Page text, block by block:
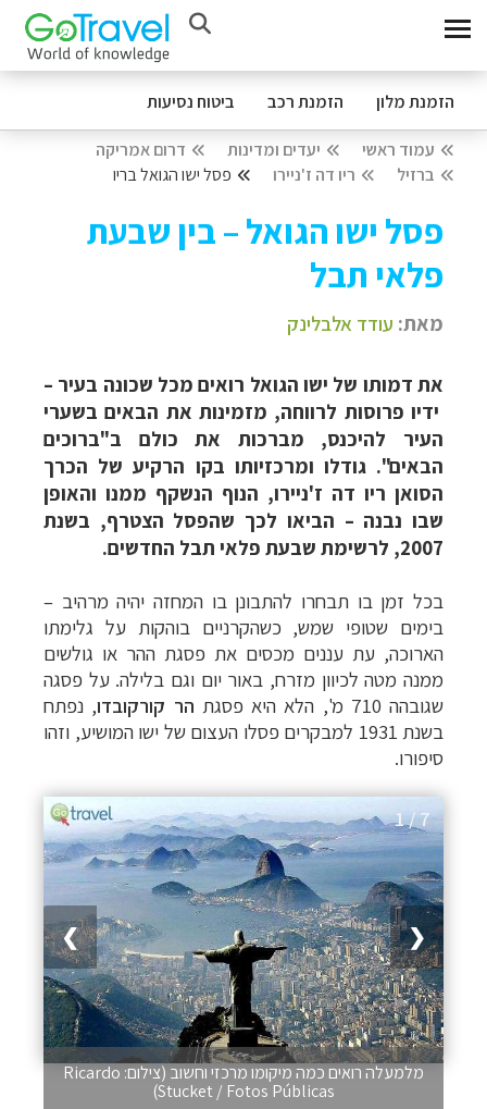
הזמנת מלון הזמנת רכב ביטוח נסיעות
עמוד ראשי יעדים ומדינות
דרום אמריקה
ברזיל
ריו דה ז'ניירו פסל ישו הגואל בריו
פסל ישו הגואל – בין שבעת
פלאי תבל
מאת: עודד אלבלינק
את דמותו של ישו הגואל רואים מכל שכונה בעיר –
ידיו פרוסות לרווחה, מזמינות את הבאים בשערי
העיר להיכנס, מברכות את כולם ב"ברוכים
הבאים". גודלו ומרכזיותו בקו הרקיע של הכרך
הסואן ריו דה ז'ניירו, הנוף הנשקף ממנו והאופן
שבו נבנה – הביאו לכך שהפסל הצטרף, בשנת
2007, לרשימת שבעת פלאי תבל החדשים.
בכל זמן בו תבחרו להתבונן בו המחזה יהיה מרהיב –
בימים שטופי שמש, כשהקרניים בוהקות על גלימתו
הארוכה, עת עננים מכסים את פסגת ההר או גולשים
ממנה מטה לכיוון מזרח, באור יום וגם בלילה. על פסגה
שגובהה 710 מ', הלא היא פסגת
הר קורקובדו, נפתח
בשנת 1931 למבקרים פסלו העצום של ישו המושיע, וזהו
סיפורו.
1 / 7
❯ ❮
מלמעלה רואים כמה מיקומו מרכזי וחשוב (צילום: Ricardo
Stucket / Fotos Públicas)